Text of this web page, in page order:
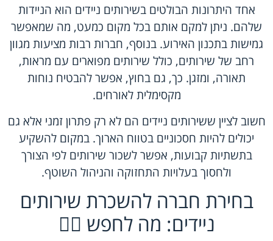
אחד היתרונות הבולטים בשירותים ניידים הוא הניידות
שלהם. ניתן למקם אותם בכל מקום כמעט, מה שמאפשר
גמישות בתכנון האירוע. בנוסף, חברות רבות מציעות מגוון
רחב של שירותים, כולל שירותים מפוארים עם מראות,
תאורה, ומזגן. כך, גם בחוץ, אפשר להבטיח נוחות
מקסימלית לאורחים.
חשוב לציין ששירותים ניידים הם לא רק פתרון זמני אלא גם
יכולים להיות חסכוניים בטווח הארוך. במקום להשקיע
בתשתיות קבועות, אפשר לשכור שירותים לפי הצורך
ולחסוך בעלויות התחזוקה והניהול השוטף.
בחירת חברה להשכרת שירותים
ניידים: מה לחפש 🕵️‍♂️